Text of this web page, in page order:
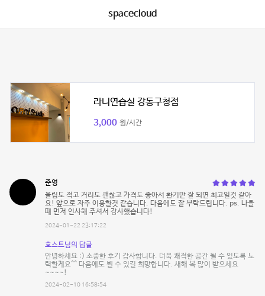
spacecloud
라니연습실 강동구청점
3,000 원/시간
준영
울림도 적고 거리도 괜찮고 가격도 좋아서 환기만 잘 되면 최고일것 같아
요! 앞으로 자주 이용할것 같습니다. 다음에도 잘 부탁드립니다. ps. 나올
때 먼저 인사해 주셔서 감사했습니다!
2024-01-22 23:17:22
호스트님의 답글
안녕하세요 :) 소중한 후기 감사합니다. 더욱 쾌적한 공간 될 수 있도록 노
력할게요^^ 다음에도 뵐 수 있길 희망합니다. 새해 복 많이 받으세요
~~~~!
2024-02-10 16:58:54